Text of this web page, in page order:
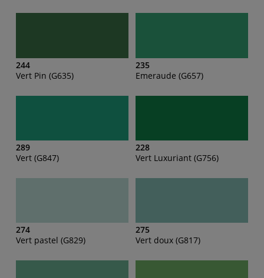
244
Vert Pin (G635)
235
Emeraude (G657)
289
Vert (G847)
228
Vert Luxuriant (G756)
274
Vert pastel (G829)
275
Vert doux (G817)